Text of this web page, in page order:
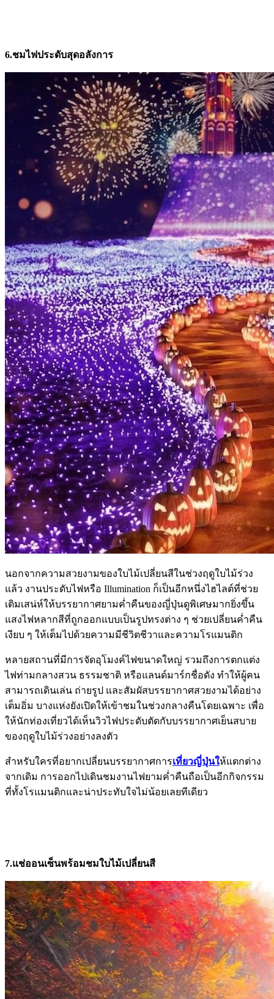
6.ชมไฟประดับสุดอลังการ
นอกจากความสวยงามของใบไม้เปลี่ยนสีในช่วงฤดูใบไม้ร่วง
แล้ว งานประดับไฟหรือ Illumination ก็เป็นอีกหนึ่งไฮไลต์ที่ช่วย
เติมเสน่ห์ให้บรรยากาศยามค่ำคืนของญี่ปุ่นดูพิเศษมากยิ่งขึ้น
แสงไฟหลากสีที่ถูกออกแบบเป็นรูปทรงต่าง ๆ ช่วยเปลี่ยนค่ำคืน
เงียบ ๆ ให้เต็มไปด้วยความมีชีวิตชีวาและความโรแมนติก
หลายสถานที่มีการจัดอุโมงค์ไฟขนาดใหญ่ รวมถึงการตกแต่ง
ไฟท่ามกลางสวน ธรรมชาติ หรือแลนด์มาร์กชื่อดัง ทำให้ผู้คน
สามารถเดินเล่น ถ่ายรูป และสัมผัสบรรยากาศสวยงามได้อย่าง
เต็มอิ่ม บางแห่งยังเปิดให้เข้าชมในช่วงกลางคืนโดยเฉพาะ เพื่อ
ให้นักท่องเที่ยวได้เห็นวิวไฟประดับตัดกับบรรยากาศเย็นสบาย
ของฤดูใบไม้ร่วงอย่างลงตัว
สำหรับใครที่อยากเปลี่ยนบรรยากาศการเที่ยวญี่ปุ่นให้แตกต่าง
จากเดิม การออกไปเดินชมงานไฟยามค่ำคืนถือเป็นอีกกิจกรรม
ที่ทั้งโรแมนติกและน่าประทับใจไม่น้อยเลยทีเดียว
7.แช่ออนเซ็นพร้อมชมใบไม้เปลี่ยนสี